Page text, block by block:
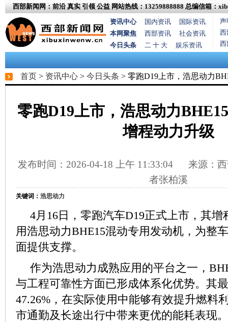
西部新闻网：前沿 真实 引领 公益 网站热线：13259888888 总编信箱：
资讯中心
国内资讯
国际资讯
本网聚焦
西部资讯
社会资讯
今日头条
二 十 大 娱乐资讯
声
西
西
首页 > 资讯中心 > 今日头条 > 零跑D19上市，浩思动力
零跑D19上市，浩思动力
增程动力升级
发布时间：2026-04-18 上午 11:33:04来源：西
者张柏溪
关键词： 浩思动力
4月16日，零跑汽车D19正式上市，其
用浩思动力BHE15混动专用发动机，为整
面提供支撑。
作为浩思动力成熟应用的平台之一，
与工程可靠性方面已形成体系化优势。其
47.26%，在实际使用中能够有效提升燃料
市通勤及长途出行中带来更优的能耗表现。